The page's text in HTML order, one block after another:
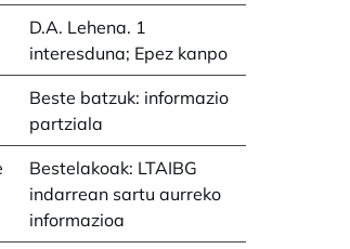
D.A. Lehena. 1
interesduna; Epez kanpo
Beste batzuk: informazio
partziala
Bestelakoak: LTAIBG
indarrean sartu aurreko
informazioa